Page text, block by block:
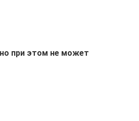
при этом не может